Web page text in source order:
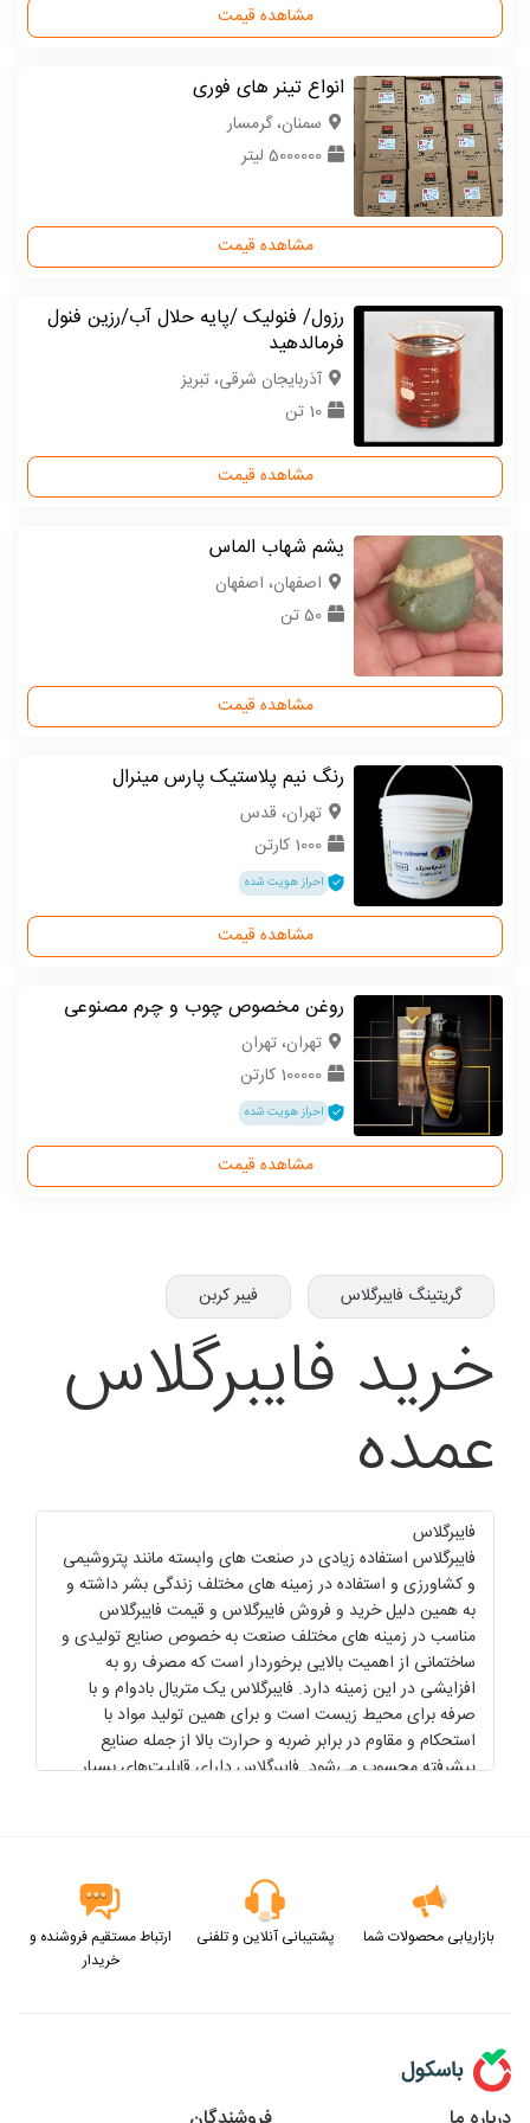
مشاهده قیمت
انواع تینر های فوری
سمنان، گرمسار
5000000 لیتر
مشاهده قیمت
رزول/ فنولیک /پایه حلال آب/رزین فنول
فرمالدهید
آذربایجان شرقی، تبریز
10 تن
مشاهده قیمت
یشم شهاب الماس
اصفهان، اصفهان
50 تن
مشاهده قیمت
رنگ نیم پلاستیک پارس مینرال
تهران، قدس
1000 کارتن
احراز هویت شده
مشاهده قیمت
روغن مخصوص چوب و چرم مصنوعی
تهران، تهران
100000 کارتن
احراز هویت شده
مشاهده قیمت
گریتینگ فایبرگلاس فیبر کربن
خرید فایبرگلاس
عمده
فایبرگلاس
فایبرگلاس استفاده زیادی در صنعت های وابسته مانند پتروشیمی
و کشاورزی و استفاده در زمینه های مختلف زندگی بشر داشته و
به همین دلیل خرید و فروش فایبرگلاس و قیمت فایبرگلاس
مناسب در زمینه های مختلف صنعت به خصوص صنایع تولیدی و
ساختمانی از اهمیت بالایی برخوردار است که مصرف رو به
افزایشی در این زمینه دارد. فایبرگلاس یک متریال بادوام و با
صرفه برای محیط زیست است و برای همین تولید مواد با
استحکام و مقاوم در برابر ضربه و حرارت بالا از جمله صنایع
پیشرفته محسوب می‌شود. فایبرگلاس دارای قابلیت‌های بسیار
خواننده معرفی کنیم و در آینده به آنها بپردازیم. در این مقاله سعی
کرده‌ایم تا به بررسی انواع فایبرگلاس در ساخت و ساز و کاربرد‌های
آن و همچنین صنایع مختلف فایبرگلاس بپردازیم و در آینده نیز
بیشتر با این متریال آشنا خواهیم شد. همچنین ما در این مقاله
قصد داریم شما را با مصالح کامپوزیتی آشنا کنیم و در آینده با
زمینه به خوانندگان عزیز و علاقه مند به آن معرفی کنیم و در ادامه
نیز به سایر موارد مرتبط با این متریال نیز خواهیم پرداخت.
ارتباط مستقیم فروشنده و
خریدار
پشتیبانی آنلاین و تلفنی بازاریابی محصولات شما